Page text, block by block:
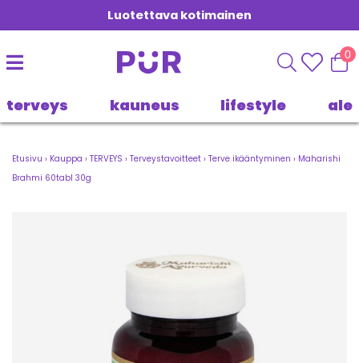
Luotettava kotimainen
0
terveys kauneus lifestyle ale
Etusivu › Kauppa › TERVEYS › Terveystavoitteet › Terve ikääntyminen › Maharishi
Brahmi 60tabl 30g